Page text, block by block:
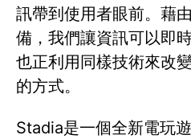
訊帶到使用者眼前。藉
備，我們讓資訊可以即
也正利用同樣技術來改
的方式。
Stadia是一個全新電玩